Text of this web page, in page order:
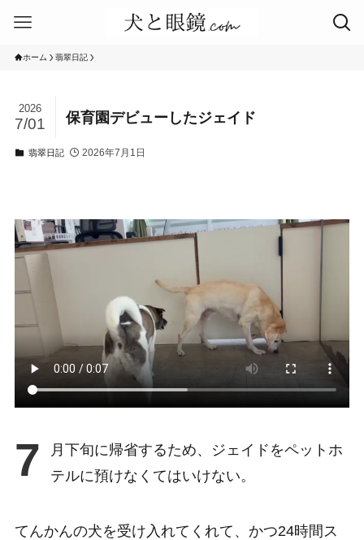
ホーム 翡翠日記
保育園デビューしたジェイド
2026
7/01
翡翠日記 2026年7月1日
7
月下旬に帰省するため、ジェイドをペットホ
テルに預けなくてはいけない。
てんかんの犬を受け入れてくれて、かつ24時間ス